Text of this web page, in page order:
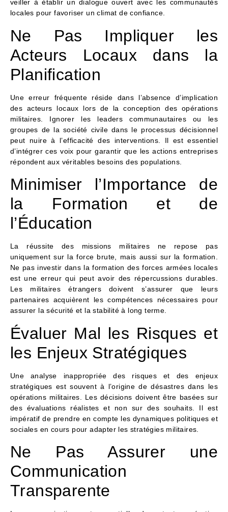
veiller à établir un dialogue ouvert avec les communautés
locales pour favoriser un climat de confiance.
Ne Pas Impliquer les
Acteurs Locaux dans la
Planification
Une erreur fréquente réside dans l’absence d’implication
des acteurs locaux lors de la conception des opérations
militaires. Ignorer les leaders communautaires ou les
groupes de la société civile dans le processus décisionnel
peut nuire à l’efficacité des interventions. Il est essentiel
d’intégrer ces voix pour garantir que les actions entreprises
répondent aux véritables besoins des populations.
Minimiser l’Importance de
la Formation et de
l’Éducation
La réussite des missions militaires ne repose pas
uniquement sur la force brute, mais aussi sur la formation.
Ne pas investir dans la formation des forces armées locales
est une erreur qui peut avoir des répercussions durables.
Les militaires étrangers doivent s’assurer que leurs
partenaires acquièrent les compétences nécessaires pour
assurer la sécurité et la stabilité à long terme.
Évaluer Mal les Risques et
les Enjeux Stratégiques
Une analyse inappropriée des risques et des enjeux
stratégiques est souvent à l’origine de désastres dans les
opérations militaires. Les décisions doivent être basées sur
des évaluations réalistes et non sur des souhaits. Il est
impératif de prendre en compte les dynamiques politiques et
sociales en cours pour adapter les stratégies militaires.
Ne Pas Assurer une
Communication
Transparente